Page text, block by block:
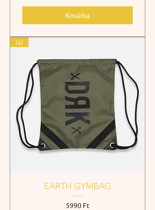
Kosárba
ÚJ
EARTH GYMBAG
Ár
5990 Ft